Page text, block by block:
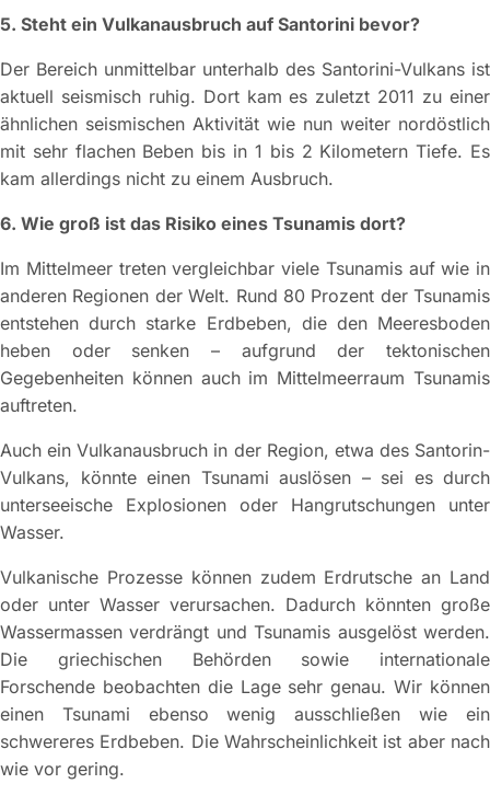
5. Steht ein Vulkanausbruch auf Santorini bevor?
Der Bereich unmittelbar unterhalb des Santorini-Vulkans ist
aktuell seismisch ruhig. Dort kam es zuletzt 2011 zu einer
ähnlichen seismischen Aktivität wie nun weiter nordöstlich
mit sehr flachen Beben bis in 1 bis 2 Kilometern Tiefe. Es
kam allerdings nicht zu einem Ausbruch.
6. Wie groß ist das Risiko eines Tsunamis dort?
Im Mittelmeer treten vergleichbar viele Tsunamis auf wie in
anderen Regionen der Welt. Rund 80 Prozent der Tsunamis
entstehen durch starke Erdbeben, die den Meeresboden
heben oder senken – aufgrund der tektonischen
Gegebenheiten können auch im Mittelmeerraum Tsunamis
auftreten.
Auch ein Vulkanausbruch in der Region, etwa des Santorin-
Vulkans, könnte einen Tsunami auslösen – sei es durch
unterseeische Explosionen oder Hangrutschungen unter
Wasser.
Vulkanische Prozesse können zudem Erdrutsche an Land
oder unter Wasser verursachen. Dadurch könnten große
Wassermassen verdrängt und Tsunamis ausgelöst werden.
Die griechischen Behörden sowie internationale
Forschende beobachten die Lage sehr genau. Wir können
einen Tsunami ebenso wenig ausschließen wie ein
schwereres Erdbeben. Die Wahrscheinlichkeit ist aber nach
wie vor gering.